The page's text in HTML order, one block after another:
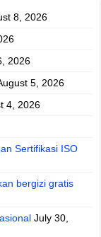
8, 2026
2026
5, 2026
4, 2026
Sertifikasi ISO
bergizi gratis
July 30,